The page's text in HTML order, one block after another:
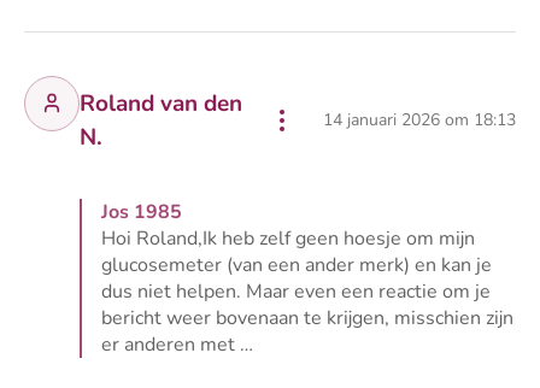
Roland van den
N.
14 januari 2026 om 18:13
Jos 1985
Hoi Roland,Ik heb zelf geen hoesje om mijn
glucosemeter (van een ander merk) en kan je
dus niet helpen. Maar even een reactie om je
bericht weer bovenaan te krijgen, misschien zijn
er anderen met …